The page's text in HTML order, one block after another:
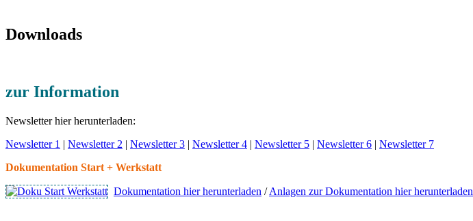
Downloads
zur Information
Newsletter hier herunterladen:
Newsletter 1 | Newsletter 2 | Newsletter 3 | Newsletter 4 | Newsletter 5 | Newsletter 6 | Newsletter 7
Dokumentation Start + Werkstatt
Dokumentation hier herunterladen /Anlagen zur Dokumentation hier herunterladen